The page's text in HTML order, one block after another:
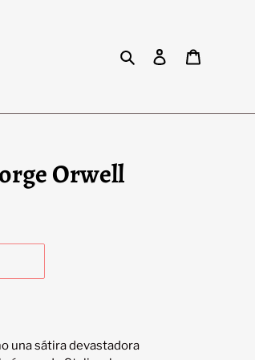
Buscar Ingresar
Orwell
una sátira devastadora